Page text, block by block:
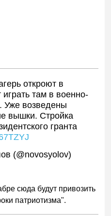
откроют в
там в военно-
Уже возведены
вышки. Стройка
гранта
(@novosyolov)
сюда будут привозить
патриотизма".